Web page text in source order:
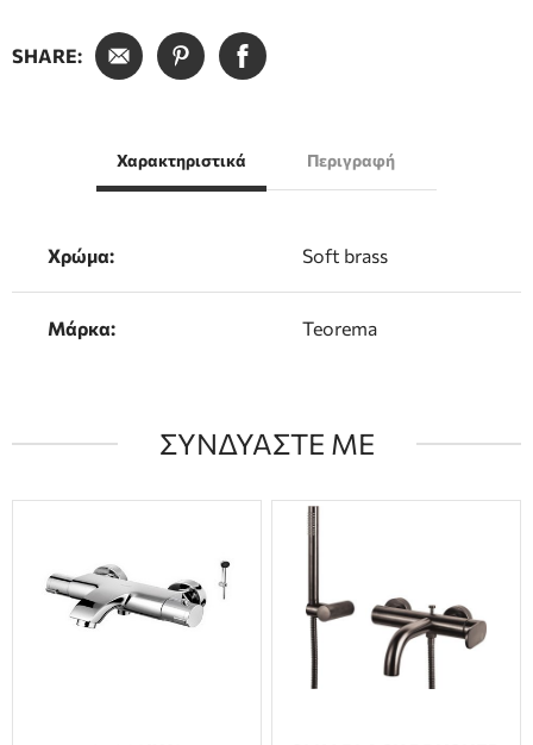
SHARE:
Χαρακτηριστικά
Χρώμα: Soft brass
Μάρκα: Teorema
Περιγραφή
ΣΥΝΔΥΑΣΤΕ ΜΕ